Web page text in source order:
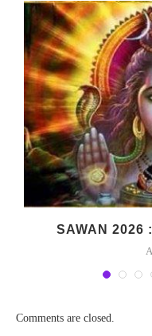
SAWAN 2026 :
Comments are closed.